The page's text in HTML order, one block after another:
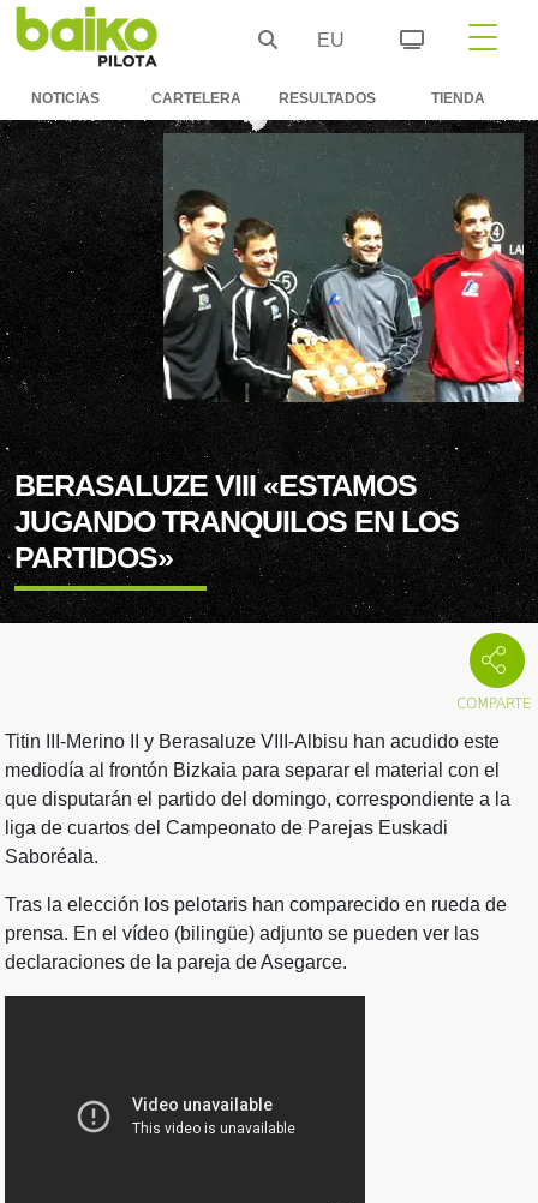
EU
NOTICIAS CARTELERA RESULTADOS TIENDA
BERASALUZE VIII «ESTAMOS
JUGANDO TRANQUILOS EN LOS
PARTIDOS»
Titin III-Merino II y Berasaluze VIII-Albisu han acudido este
mediodía al frontón Bizkaia para separar el material con el
que disputarán el partido del domingo, correspondiente a la
liga de cuartos del Campeonato de Parejas Euskadi
Saboréala.
Tras la elección los pelotaris han comparecido en rueda de
prensa. En el vídeo (bilingüe) adjunto se pueden ver las
declaraciones de la pareja de Asegarce.